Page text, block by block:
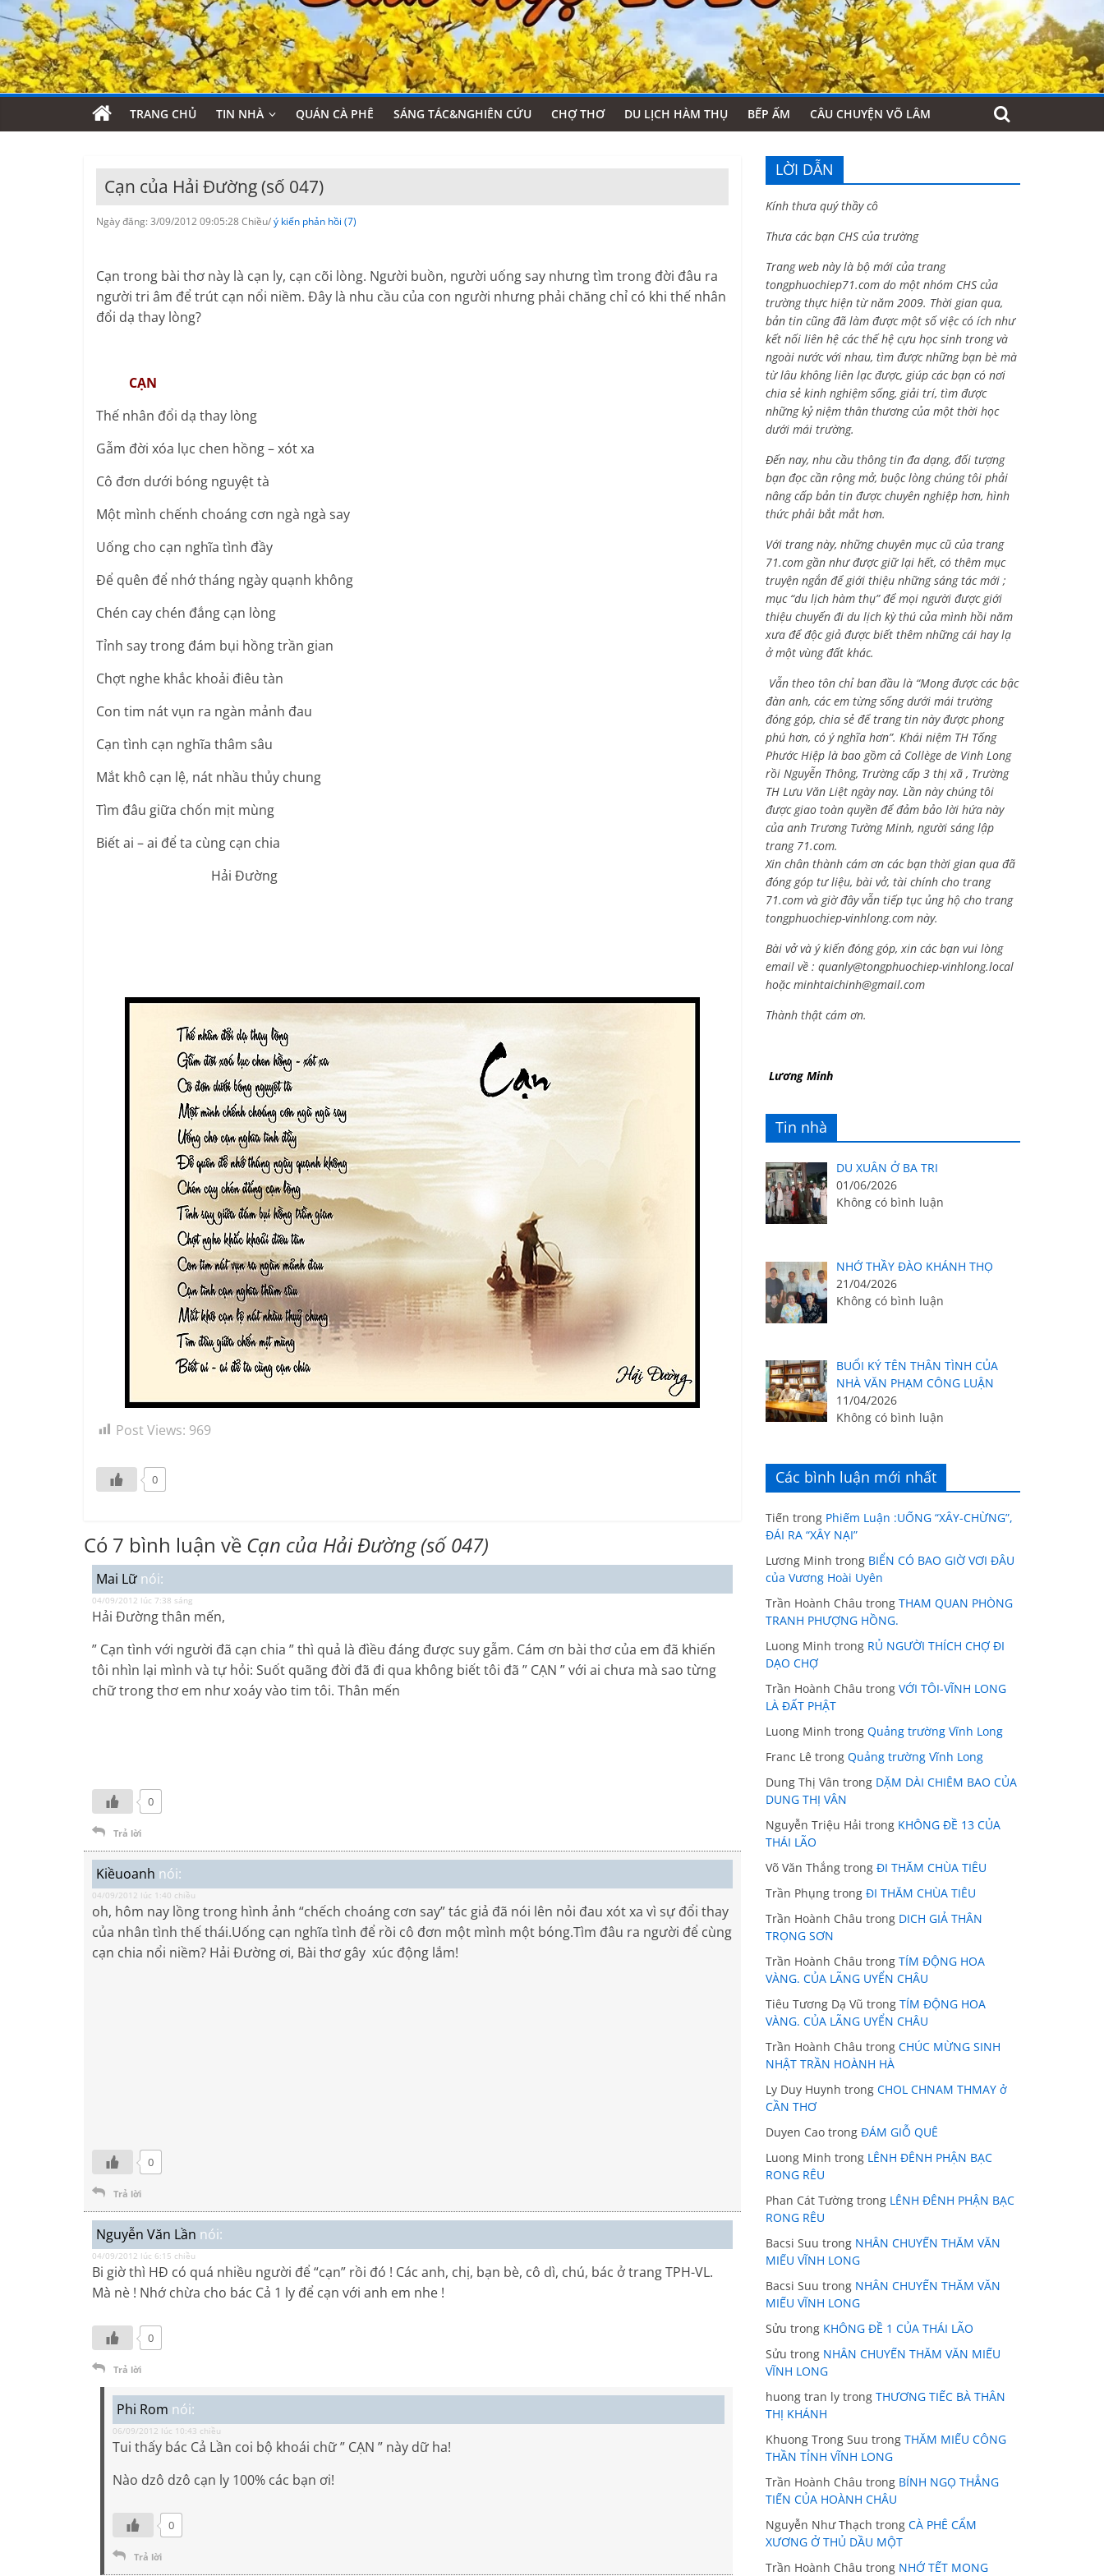
TRANG CHỦ TIN NHÀ QUÁN CÀ PHÊ SÁNG TÁC&NGHIÊN CỨU CHỢ THƠ DU LỊCH HÀM THỤ BẾP ẤM CÂU CHUYỆN VÕ LÂM
Cạn của Hải Đường (số 047)
Ngày đăng: 3/09/2012 09:05:28 Chiều/ý kiến phản hồi (7)
Cạn trong bài thơ này là cạn ly, cạn cõi lòng. Người buồn, người uống say nhưng tìm trong đời đâu ra
người tri âm để trút cạn nổi niềm. Đây là nhu cầu của con người nhưng phải chăng chỉ có khi thế nhân
đổi dạ thay lòng?
CẠN
Thế nhân đổi dạ thay lòng
Gẫm đời xóa lục chen hồng – xót xa
Cô đơn dưới bóng nguyệt tà
Một mình chếnh choáng cơn ngà ngà say
Uống cho cạn nghĩa tình đầy
Để quên để nhớ tháng ngày quạnh không
Chén cay chén đắng cạn lòng
Tỉnh say trong đám bụi hồng trần gian
Chợt nghe khắc khoải điêu tàn
Con tim nát vụn ra ngàn mảnh đau
Cạn tình cạn nghĩa thâm sâu
Mắt khô cạn lệ, nát nhầu thủy chung
Tìm đâu giữa chốn mịt mùng
Biết ai – ai để ta cùng cạn chia
Hải Đường
Post Views: 969
0
Có 7 bình luận về Cạn của Hải Đường (số 047)
Mai Lữ nói:
04/09/2012 lúc 7:38 sáng
Hải Đường thân mến,
” Cạn tình với người đã cạn chia ” thì quả là đìều đáng được suy gẫm. Cám ơn bài thơ của em đã khiến
tôi nhìn lại mình và tự hỏi: Suốt quãng đời đã đi qua không biết tôi đã ” CẠN ” với ai chưa mà sao từng
chữ trong thơ em như xoáy vào tim tôi. Thân mến
0
Trả lời
Kiềuoanh nói:
04/09/2012 lúc 1:40 chiều
oh, hôm nay lồng trong hình ảnh “chếch choáng cơn say” tác giả đã nói lên nỏi đau xót xa vì sự đổi thay
của nhân tình thế thái.Uống cạn nghĩa tình để rồi cô đơn một mình một bóng.Tìm đâu ra người để cùng
cạn chia nổi niềm? Hải Đường ơi, Bài thơ gây xúc động lắm!
0
Trả lời
Nguyễn Văn Lần nói:
04/09/2012 lúc 6:15 chiều
Bi giờ thì HĐ có quá nhiều người để “cạn” rồi đó ! Các anh, chị, bạn bè, cô dì, chú, bác ở trang TPH-VL.
Mà nè ! Nhớ chừa cho bác Cả 1 ly để cạn với anh em nhe !
0
Trả lời
Phi Rom nói:
06/09/2012 lúc 10:43 chiều
Tui thấy bác Cả Lần coi bộ khoái chữ ” CẠN ” này dữ ha!
Nào dzô dzô cạn ly 100% các bạn ơi!
0
Trả lời
LỜI DẪN
Kính thưa quý thầy cô
Thưa các bạn CHS của trường
Trang web này là bộ mới của trang
tongphuochiep71.com do một nhóm CHS của
trường thực hiện từ năm 2009. Thời gian qua,
bản tin cũng đã làm được một số việc có ích như
kết nối liên hệ các thế hệ cựu học sinh trong và
ngoài nước với nhau, tìm được những bạn bè mà
từ lâu không liên lạc được, giúp các bạn có nơi
chia sẻ kinh nghiệm sống, giải trí, tìm được
những kỷ niệm thân thương của một thời học
dưới mái trường.
Đến nay, nhu cầu thông tin đa dạng, đối tượng
bạn đọc cần rộng mở, buộc lòng chúng tôi phải
nâng cấp bản tin được chuyên nghiệp hơn, hình
thức phải bắt mắt hơn.
Với trang này, những chuyên mục cũ của trang
71.com gần như được giữ lại hết, có thêm mục
truyện ngắn để giới thiệu những sáng tác mới ;
mục “du lịch hàm thụ” để mọi người được giới
thiệu chuyến đi du lịch kỳ thú của mình hồi năm
xưa để độc giả được biết thêm những cái hay lạ
ở một vùng đất khác.
Vẫn theo tôn chỉ ban đầu là “Mong được các bậc
đàn anh, các em từng sống dưới mái trường
đóng góp, chia sẻ để trang tin này được phong
phú hơn, có ý nghĩa hơn”. Khái niệm TH Tống
Phước Hiệp là bao gồm cả Collège de Vinh Long
rồi Nguyễn Thông, Trường cấp 3 thị xã , Trường
TH Lưu Văn Liệt ngày nay. Lần này chúng tôi
được giao toàn quyền để đảm bảo lời hứa này
của anh Trương Tường Minh, người sáng lập
trang 71.com.
Xin chân thành cám ơn các bạn thời gian qua đã
đóng góp tư liệu, bài vở, tài chính cho trang
71.com và giờ đây vẫn tiếp tục ủng hộ cho trang
tongphuochiep-vinhlong.com này.
Bài vở và ý kiến đóng góp, xin các bạn vui lòng
email về : quanly@tongphuochiep-vinhlong.local
hoặcminhtaichinh@gmail.com
Thành thật cám ơn.
Lương Minh
Tin nhà
DU XUÂN Ở BA TRI
01/06/2026
Không có bình luận
NHỚ THẦY ĐÀO KHÁNH THỌ
21/04/2026
Không có bình luận
BUỔI KÝ TÊN THÂN TÌNH CỦA
NHÀ VĂN PHẠM CÔNG LUẬN
11/04/2026
Không có bình luận
Các bình luận mới nhất
Tiến trong Phiếm Luận :UỐNG “XÂY-CHỪNG”,
ĐÁI RA “XÂY NẠI”
Lương Minh trong BIỂN CÓ BAO GIỜ VƠI ĐÂU
của Vương Hoài Uyên
Trần Hoành Châu trong THAM QUAN PHÒNG
TRANH PHƯỢNG HỒNG.
Luong Minh trong RỦ NGƯỜI THÍCH CHỢ ĐI
DẠO CHỢ
Trần Hoành Châu trong VỚI TÔI-VĨNH LONG
LÀ ĐẤT PHẬT
Luong Minh trong Quảng trường Vĩnh Long
Franc Lê trong Quảng trường Vĩnh Long
Dung Thị Vân trong DẶM DÀI CHIÊM BAO CỦA
DUNG THỊ VÂN
Nguyễn Triệu Hải trong KHÔNG ĐỀ 13 CỦA
THÁI LÃO
Võ Văn Thắng trong ĐI THĂM CHÙA TIÊU
Trần Phụng trong ĐI THĂM CHÙA TIÊU
Trần Hoành Châu trong DICH GIẢ THÂN
TRỌNG SƠN
Trần Hoành Châu trong TÍM ĐỘNG HOA
VÀNG. CỦA LÃNG UYỂN CHÂU
Tiêu Tương Dạ Vũ trong TÍM ĐỘNG HOA
VÀNG. CỦA LÃNG UYỂN CHÂU
Trần Hoành Châu trong CHÚC MỪNG SINH
NHẬT TRẦN HOÀNH HÀ
Ly Duy Huynh trong CHOL CHNAM THMAY ở
CẦN THƠ
Duyen Cao trong ĐÁM GIỖ QUÊ
Luong Minh trong LÊNH ĐÊNH PHẬN BẠC
RONG RÊU
Phan Cát Tường trong LÊNH ĐÊNH PHẬN BẠC
RONG RÊU
Bacsi Suu trong NHÂN CHUYẾN THĂM VĂN
MIẾU VĨNH LONG
Bacsi Suu trong NHÂN CHUYẾN THĂM VĂN
MIẾU VĨNH LONG
Sửu trong KHÔNG ĐỀ 1 CỦA THÁI LÃO
Sửu trong NHÂN CHUYẾN THĂM VĂN MIẾU
VĨNH LONG
huong tran ly trong THƯƠNG TIẾC BÀ THÂN
THỊ KHÁNH
Khuong Trong Suu trong THĂM MIẾU CÔNG
THẦN TỈNH VĨNH LONG
Trần Hoành Châu trong BÍNH NGỌ THẲNG
TIẾN CỦA HOÀNH CHÂU
Nguyễn Như Thạch trong CÀ PHÊ CẨM
XƯƠNG Ở THỦ DẦU MỘT
Trần Hoành Châu trong NHỚ TẾT MONG